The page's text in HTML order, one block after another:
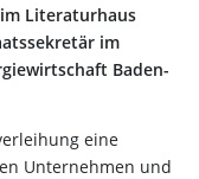
Literaturhaus
im
Baden-
eine
Unternehmen und